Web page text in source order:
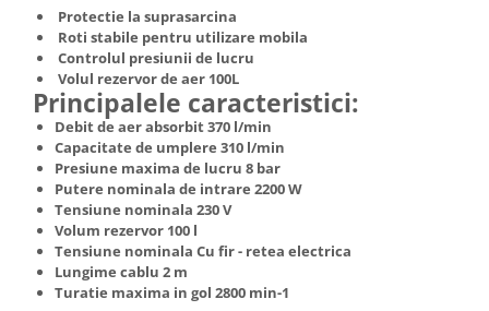
Truse de scule
Truse de lipit PPR
Ventuze cu brate pentru transport
Vibratoare beton
Masini de spalat rufe cu uscator
Uscatoare de rufe
Masini de facut paine
Pachete electrocasnice
incorporabile
Seturi oale
SANDWICH MAKER
Storcatoare de fructe
Televizoare
Protectie la suprasarcina
Roti stabile pentru utilizare mobila
Controlul presiunii de lucru
Volul rezervor de aer 100L
Principalele caracteristici:
Debit de aer absorbit 370 l/min
Capacitate de umplere 310 l/min
Presiune maxima de lucru 8 bar
Putere nominala de intrare 2200 W
Tensiune nominala 230 V
Volum rezervor 100 l
Tensiune nominala Cu fir - retea electrica
Lungime cablu 2 m
Turatie maxima in gol 2800 min-1